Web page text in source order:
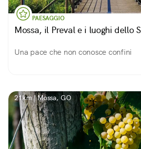
PAESAGGIO
Mossa, il Preval e i luoghi dello
Una pace che non conosce confini
21km | Mossa, GO